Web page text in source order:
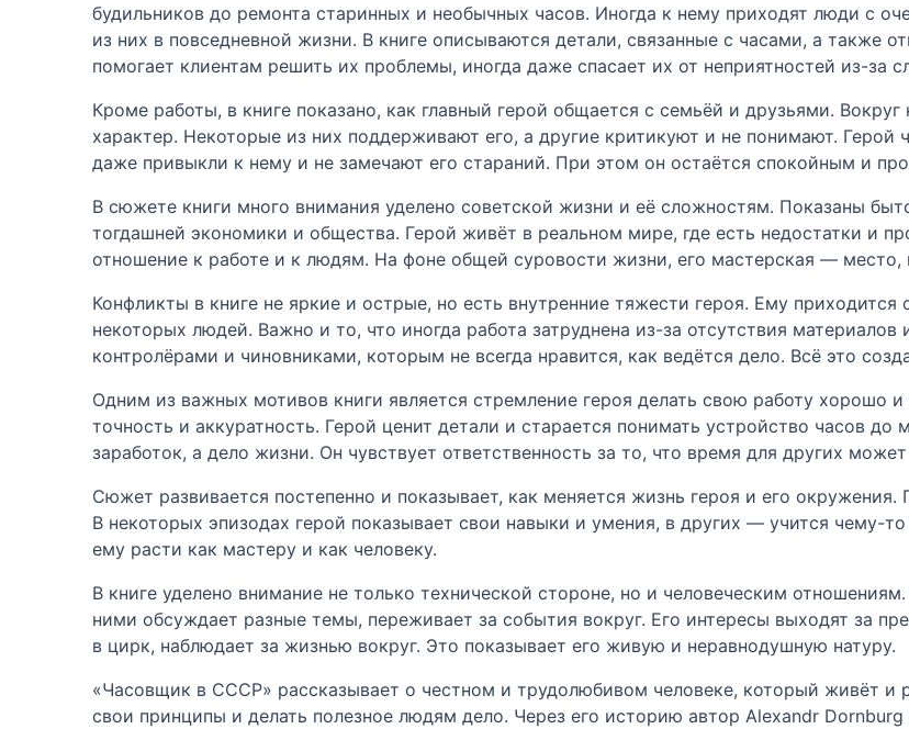
будильников до ремонта старинных и необычных часов. Иногда к нему приходят люди с
из них в повседневной жизни. В книге описываются детали, связанные с часами, а также
помогает клиентам решить их проблемы, иногда даже спасает их от неприятностей из-за
Кроме работы, в книге показано, как главный герой общается с семьёй и друзьями.
характер. Некоторые из них поддерживают его, а другие критикуют и не понимают. Герой
даже привыкли к нему и не замечают его стараний. При этом он остаётся спокойным и
В сюжете книги много внимания уделено советской жизни и её сложностям. Показаны
тогдашней экономики и общества. Герой живёт в реальном мире, где есть недостатки и
отношение к работе и к людям. На фоне общей суровости жизни, его мастерская — место,
Конфликты в книге не яркие и острые, но есть внутренние тяжести героя. Ему
некоторых людей. Важно и то, что иногда работа затруднена из-за отсутствия
контролёрами и чиновниками, которым не всегда нравится, как ведётся дело. Всё это
Одним из важных мотивов книги является стремление героя делать свою работу хорошо
точность и аккуратность. Герой ценит детали и старается понимать устройство часов
заработок, а дело жизни. Он чувствует ответственность за то, что время для других
Сюжет развивается постепенно и показывает, как меняется жизнь героя и его
В некоторых эпизодах герой показывает свои навыки и умения, в других — учится чему-
ему расти как мастеру и как человеку.
В книге уделено внимание не только технической стороне, но и человеческим
ними обсуждает разные темы, переживает за события вокруг. Его интересы выходят за
в цирк, наблюдает за жизнью вокруг. Это показывает его живую и неравнодушную натуру.
«Часовщик в СССР» рассказывает о честном и трудолюбивом человеке, который живёт и
свои принципы и делать полезное людям дело. Через его историю автор Alexandr